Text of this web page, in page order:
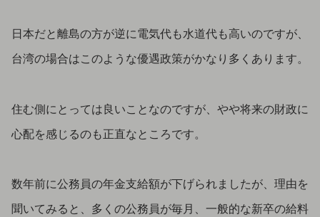
日本だと離島の方が逆に電気代も水道代も高いのですが、
台湾の場合はこのような優遇政策がかなり多くあります。
住む側にとっては良いことなのですが、やや将来の財政に
心配を感じるのも正直なところです。
数年前に公務員の年金支給額が下げられましたが、理由を
聞いてみると、多くの公務員が毎月、一般的な新卒の給料